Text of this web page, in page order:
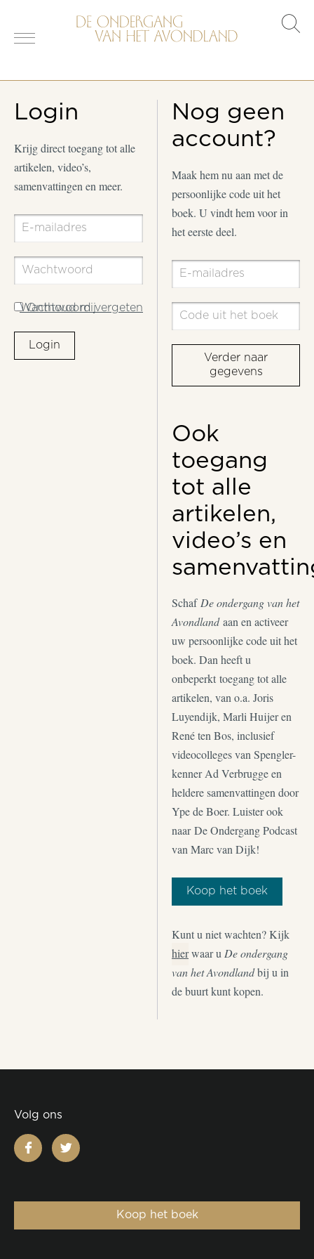
Login
Krijg direct toegang tot alle
artikelen, video’s,
samenvattingen en meer.
Wachtwoord vergeten
Onthoud mij
Login
Nog geen
account?
Maak hem nu aan met de
persoonlijke code uit het
boek. U vindt hem voor in
het eerste deel.
Verder naar
gegevens
Ook
toegang
tot alle
artikelen,
video’s en
Schaf De ondergang van het
Avondlandaan en activeer
uw persoonlijke code uit het
boek. Dan heeft u
onbeperkt toegang tot alle
artikelen, van o.a. Joris
Luyendijk, Marli Huijer en
René ten Bos, inclusief
videocolleges van Spengler-
kenner Ad Verbrugge en
heldere samenvattingen door
Ype de Boer. Luister ook
naar De Ondergang Podcast
van Marc van Dijk!
Koop het boek
Kunt u niet wachten? Kijk
hierwaar u De ondergang
van het Avondlandbij u in
de buurt kunt kopen.
Volg ons
facebooktwitter
Koop het boek